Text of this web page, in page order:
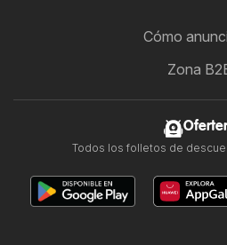
Cómo
Zona
Todos los folletos de